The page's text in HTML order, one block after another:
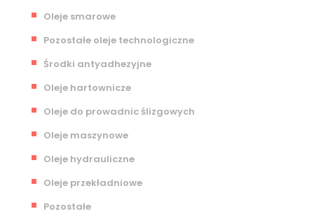
Oleje smarowe
Pozostałe oleje technologiczne
Środki antyadhezyjne
Oleje hartownicze
Oleje do prowadnic ślizgowych
Oleje maszynowe
Oleje hydrauliczne
Oleje przekładniowe
Pozostałe